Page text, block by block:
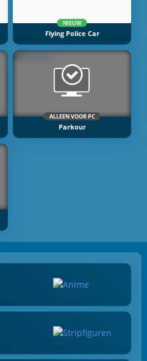
NIEUW
Flying Police Car
ALLEEN VOOR PC
Parkour